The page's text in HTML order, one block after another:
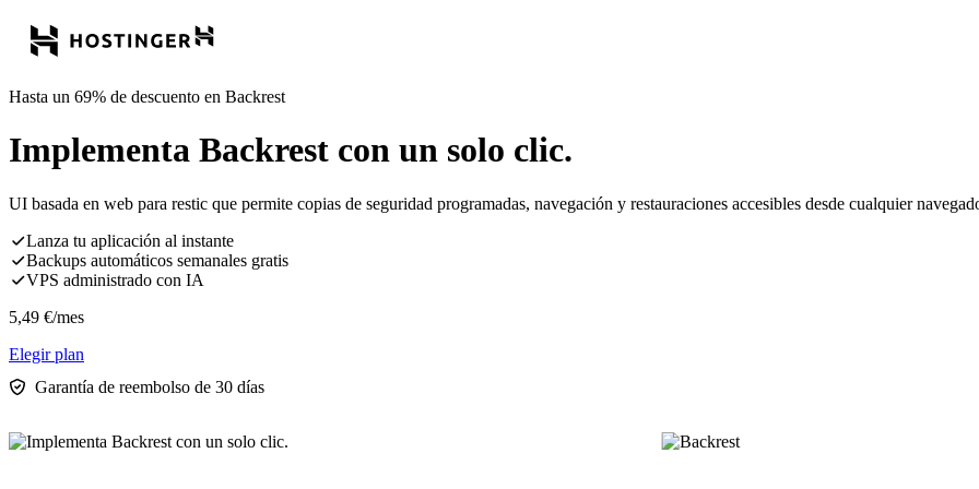
Hasta un 69% de descuento en Backrest
Implementa Backrest con un solo clic.
UI basada en web para restic que permite copias de seguridad programadas, navegación y restauraciones accesibles desde cualquier
Lanza tu aplicación al instante
Backups automáticos semanales gratis
VPS administrado con IA
5,49 €/mes
Elegir plan
Garantía de reembolso de 30 días